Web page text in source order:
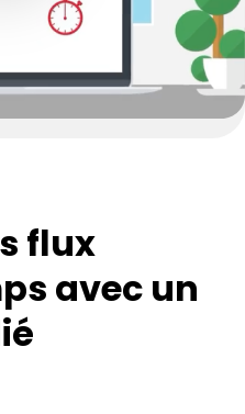
flux
avec un